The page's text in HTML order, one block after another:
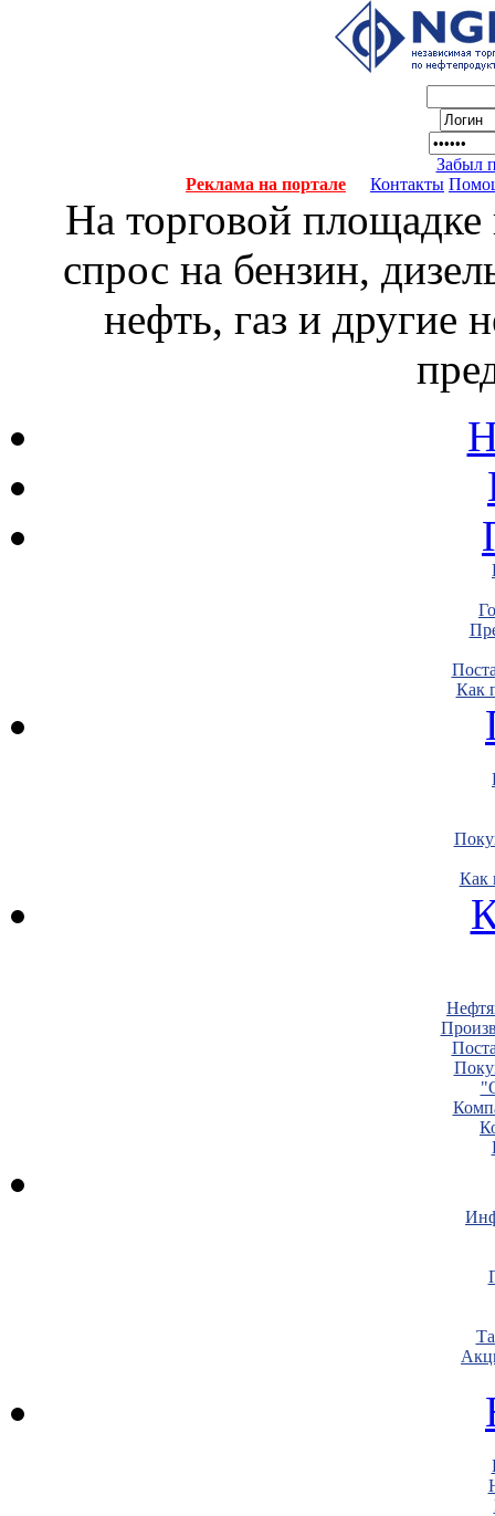
Забыл
Реклама на портале
Контакты
На торговой
спрос на бензин,
нефть, газ и другие
Как
Как